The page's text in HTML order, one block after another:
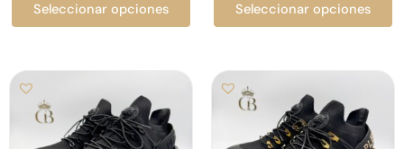
Seleccionar opciones Seleccionar opciones
producto
tiene
múltiples
producto
tiene
múltiples